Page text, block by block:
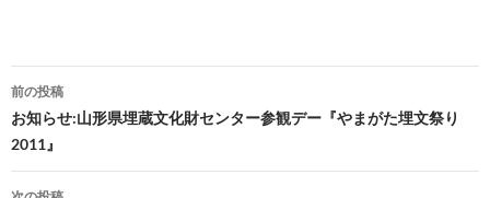
投
稿
ナ
前の投稿
お知らせ:山形県埋蔵文化財センター参観デー『やまがた埋文祭り
2011』